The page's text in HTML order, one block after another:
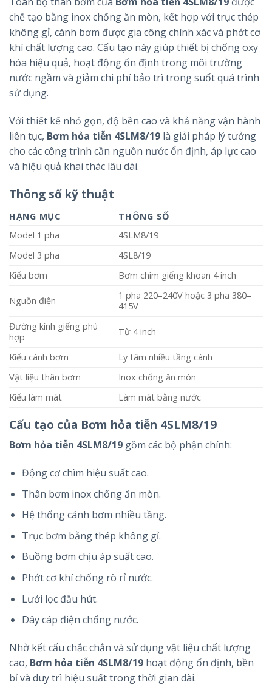
chế tạo bằng inox chống ăn mòn, kết hợp với trục thép
không gỉ, cánh bơm được gia công chính xác và phớt cơ
khí chất lượng cao. Cấu tạo này giúp thiết bị chống oxy
hóa hiệu quả, hoạt động ổn định trong môi trường
nước ngầm và giảm chi phí bảo trì trong suốt quá trình
sử dụng.
Với thiết kế nhỏ gọn, độ bền cao và khả năng vận hành
liên tục, Bơm hỏa tiễn 4SLM8/19 là giải pháp lý tưởng
cho các công trình cần nguồn nước ổn định, áp lực cao
và hiệu quả khai thác lâu dài.
Thông số kỹ thuật
HẠNG MỤC
THÔNG SỐ
Model 1 pha
4SLM8/19
Model 3 pha
4SL8/19
Kiểu bơm
Bơm chìm giếng khoan 4 inch
Nguồn điện
1 pha 220–240V hoặc 3 pha 380–
415V
Đường kính giếng phù
hợp
Từ 4 inch
Kiểu cánh bơm
Ly tâm nhiều tầng cánh
Vật liệu thân bơm
Inox chống ăn mòn
Kiểu làm mát
Làm mát bằng nước
Cấu tạo của Bơm hỏa tiễn 4SLM8/19
Bơm hỏa tiễn 4SLM8/19 gồm các bộ phận chính:
Động cơ chìm hiệu suất cao.
Thân bơm inox chống ăn mòn.
Hệ thống cánh bơm nhiều tầng.
Trục bơm bằng thép không gỉ.
Buồng bơm chịu áp suất cao.
Phớt cơ khí chống rò rỉ nước.
Lưới lọc đầu hút.
Dây cáp điện chống nước.
Nhờ kết cấu chắc chắn và sử dụng vật liệu chất lượng
cao, Bơm hỏa tiễn 4SLM8/19 hoạt động ổn định, bền
bỉ và duy trì hiệu suất trong thời gian dài.